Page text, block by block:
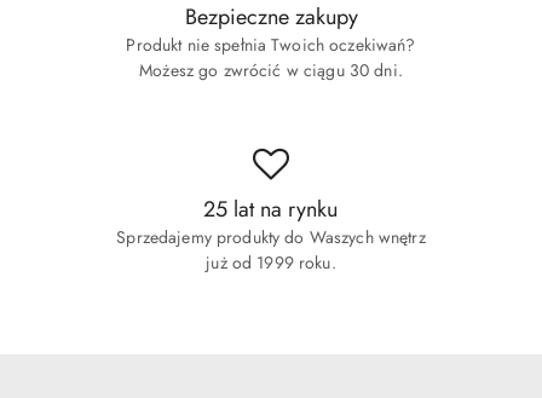
Bezpieczne zakupy
Produkt nie spełnia Twoich oczekiwań?
Możesz go zwrócić w ciągu 30 dni.
25 lat na rynku
Sprzedajemy produkty do Waszych wnętrz
już od 1999 roku.